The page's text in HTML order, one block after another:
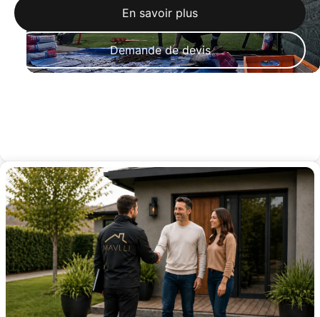
En savoir plus
Demande de devis